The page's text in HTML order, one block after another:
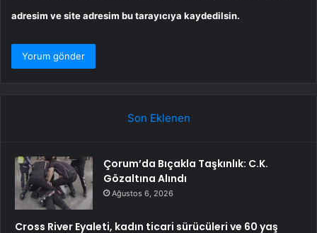
adresim ve site adresim bu tarayıcıya kaydedilsin.
Son Eklenen
Çorum’da Bıçakla Taşkınlık: C.K.
Gözaltına Alındı
Ağustos 6, 2026
Cross River Eyaleti, kadın ticari sürücüleri ve 60 yaş